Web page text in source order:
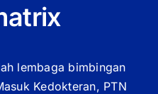
lembaga bimbingan
Kedokteran, PTN